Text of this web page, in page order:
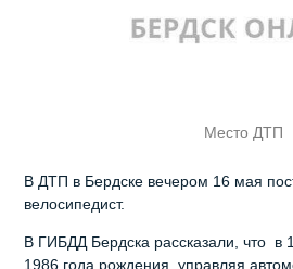
Место ДТП
В ДТП в Бердске вечером 16 мая
велосипедист.
В ГИБДД Бердска рассказали, что в
1986 года рождения, управляя